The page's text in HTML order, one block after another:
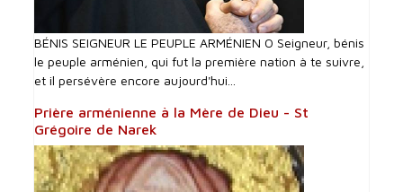
BÉNIS SEIGNEUR LE PEUPLE ARMÉNIEN O Seigneur, bénis
le peuple arménien, qui fut la première nation à te suivre,
et il persévère encore aujourd'hui...
Prière arménienne à la Mère de Dieu - St
Grégoire de Narek